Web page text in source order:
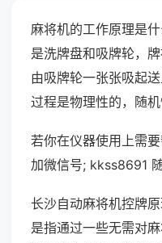
麻将机的工作原理是
是洗牌盘和吸牌轮，
由吸牌轮一张张吸起
过程是物理性的，随机
若你在仪器使用上需
加微信号; kkss8691 随
长沙自动麻将机控牌
是指通过一些无需对